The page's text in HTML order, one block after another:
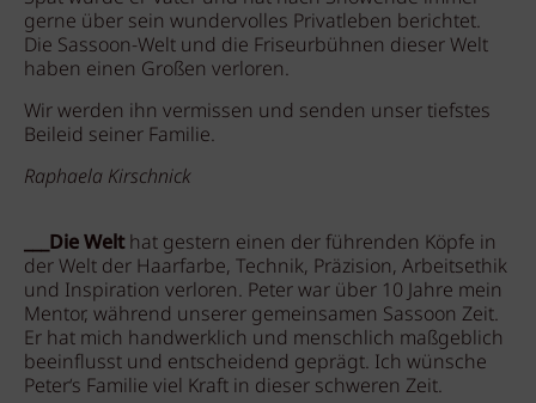
gerne über sein wundervolles Privatleben berichtet.
Die Sassoon-Welt und die Friseurbühnen dieser Welt
haben einen Großen verloren.
Wir werden ihn vermissen und senden unser tiefstes
Beileid seiner Familie.
Raphaela Kirschnick
___Die Welthat gestern einen der führenden Köpfe in
der Welt der Haarfarbe, Technik, Präzision, Arbeitsethik
und Inspiration verloren. Peter war über 10 Jahre mein
Mentor, während unserer gemeinsamen Sassoon Zeit.
Er hat mich handwerklich und menschlich maßgeblich
beeinflusst und entscheidend geprägt. Ich wünsche
Peter‘s Familie viel Kraft in dieser schweren Zeit.